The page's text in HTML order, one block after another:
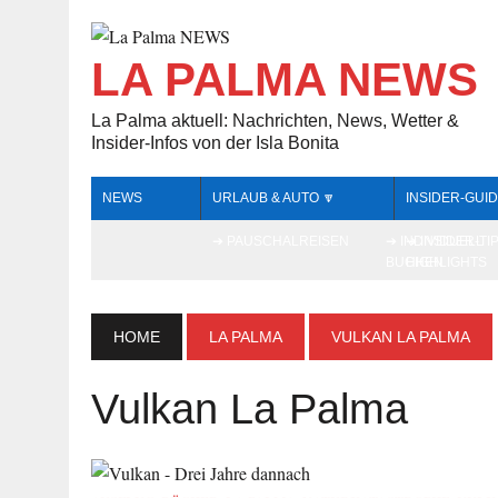
LA PALMA NEWS
La Palma aktuell: Nachrichten, News, Wetter &
Insider-Infos von der Isla Bonita
NEWS URLAUB & AUTO 🔽 INSIDER-
HOME LA PALMA VULKAN LA PALMA
Vulkan La Palma